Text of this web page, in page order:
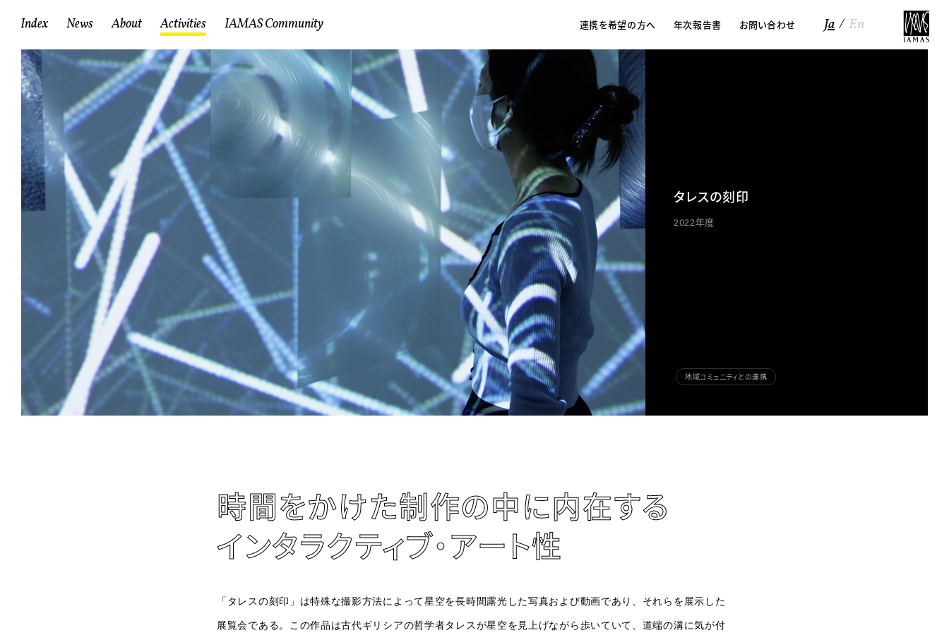
Index News About
RCICとは RCICのミッション スタッフ 施設 交通機関
Activities IAMASCommunity
IAMAS Communityとは 卒業生との連携 卒業生の所属 IAMAS GRADUATE Interviews
連携を希望の方へ 年次報告書 お問い合わせ Ja En
情報科学芸術大学院大学 産業文化研究センター
タレスの刻印
2022年度
地域コミュニティとの連携
時間をかけた制作の中に内在する
インタラクティブ・アート性
「タレスの刻印」は特殊な撮影方法によって星空を長時間露光した写真および動画であり、それらを展示した
展覧会である。この作品は古代ギリシアの哲学者タレスが星空を見上げながら歩いていて、道端の溝に気が付